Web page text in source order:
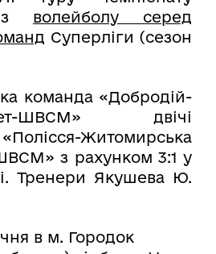
з волейболу серед
Суперліги (сезон
«Добродій-
ШВСМ» двічі
Житомирська
з рахунком 3:1 у
Тренери Якушева Ю.
в м. Городок